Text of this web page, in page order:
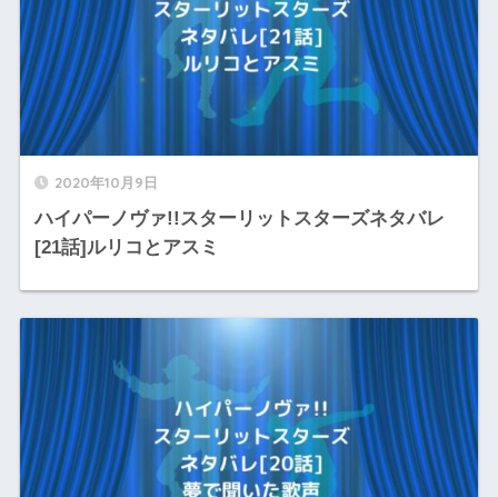
2020年10月9日
ハイパーノヴァ!!スターリットスターズネタバレ
[21話]ルリコとアスミ